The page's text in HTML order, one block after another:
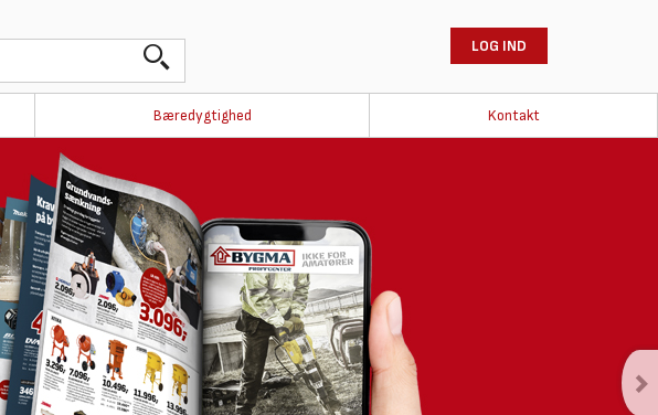
LOG IND
Bæredygtighed Kontakt